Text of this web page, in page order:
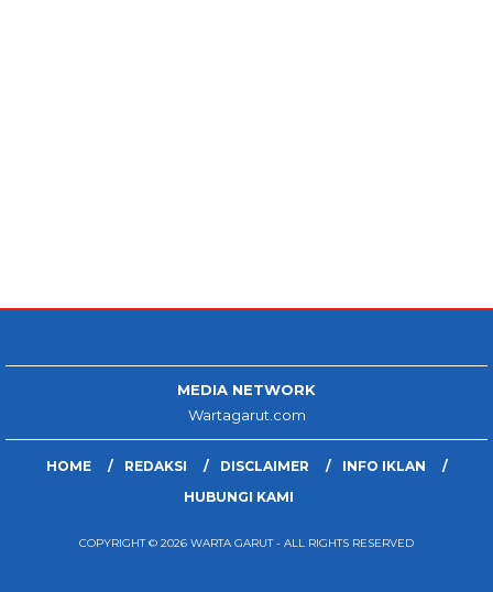
MEDIA NETWORK
Wartagarut.com
HOME REDAKSI DISCLAIMER
INFO IKLAN
HUBUNGI KAMI
COPYRIGHT © 2026 WARTA GARUT - ALL RIGHTS RESERVED